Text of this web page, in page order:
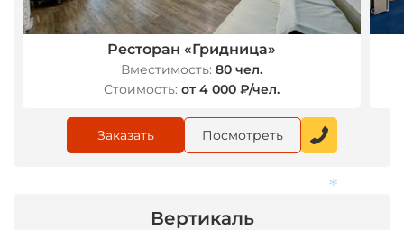
Ресторан «Гридница»
Вместимость: 80 чел.
Стоимость: от 4 000 ₽/чел.
Заказать Посмотреть
Вертикаль